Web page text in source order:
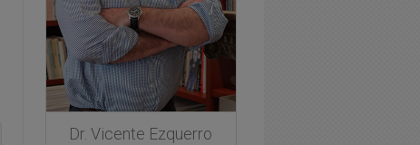
Dr. Vicente Ezquerro